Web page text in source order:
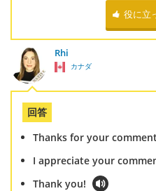
役に立
Rhi
カナダ
回答
Thanks for your
I appreciate your
Thank you!